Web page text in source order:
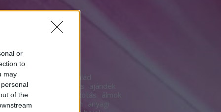
or
to
may
of the
18
acsaládazcsalád
agyalás ajándék
akarat alkotás álmok
alternatíva anonim anyagi